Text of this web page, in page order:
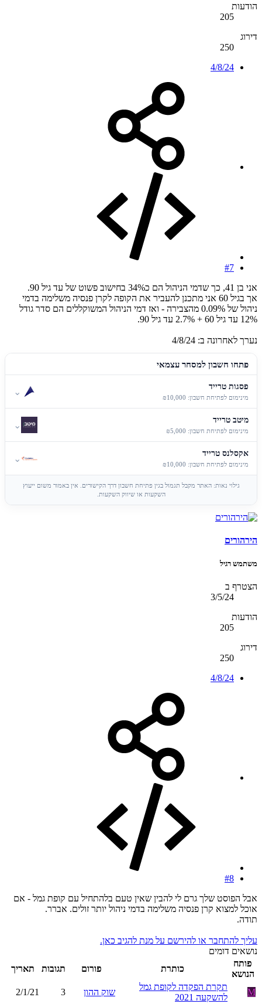
הודעות
205
דירוג
250
4/8/24
#7
אני בן 41, כך שדמי הניהול הם כ34% בחישוב פשוט של עד גיל 90.
אך בגיל 60 אני מתכנן להעביר את הקופה לקרן פנסיה משלימה בדמי
ניהול של 0.09% מהצבירה - ואז דמי הניהול המשוקללים הם סדר גודל
12% עד גיל 60 + 2.7% עד גיל 90.
נערך לאחרונה ב: 4/8/24
פתחו חשבון למסחר עצמאי
פסגות טרייד
מינימום לפתיחת חשבון: ₪10,000
⌄
מיטב טרייד
מינימום לפתיחת חשבון: ₪5,000
⌄
אקסלנס טרייד
מינימום לפתיחת חשבון: ₪10,000
⌄
גילוי נאות: האתר מקבל תגמול בגין פתיחת חשבון דרך הקישורים. אין באמור משום ייעוץ
השקעות או שיווק השקעות.
הירהורים
משתמש רגיל
הצטרף ב
3/5/24
הודעות
205
דירוג
250
4/8/24
#8
אבל הפוסט שלך גרם לי להבין שאין טעם בלהתחיל עם קופת גמל - אם
אוכל למצוא קרן פנסיה משלימה בדמי ניהול יותר זולים. אברר.
תודה.
עליך להתחבר או להירשם על מנת להגיב כאן.
נושאים דומים
פותח
הנושא
כותרת פורום תגובות תאריך
M
תקרת הפקדה לקופת גמל
להשקעה 2021
שוק ההון 3
2/1/21